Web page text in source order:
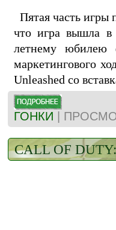
Пятая часть игры
что игра вышла в
летнему юбилею
маркетингового
Unleashed со
ГОНКИ |
CALL OF